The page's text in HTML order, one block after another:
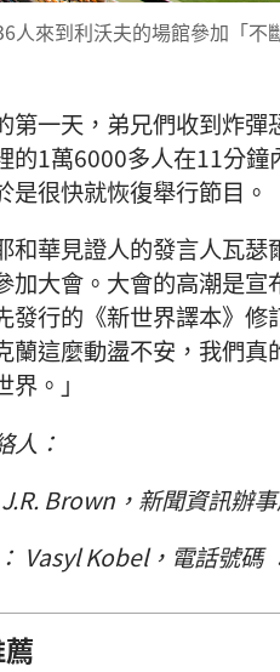
人來到利沃夫的場館參加「
第一天，弟兄們收到炸
的1萬6000多人在11分
是很快就恢復舉行節目。
和華見證人的發言人瓦
加大會。大會的高潮是
發行的《新世界譯本》
蘭這麼動盪不安，我們
。」
人：
Brown，新聞資訊辦
Vasyl Kobel，電話號碼